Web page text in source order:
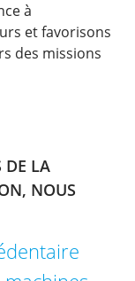
à
et favorisons
des missions
DE LA
NOUS